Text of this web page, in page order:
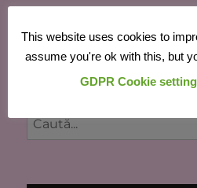
Powered by Translate
Caută
după:
This website uses cookies to
assume you're ok with this, but
GDPR Cookie